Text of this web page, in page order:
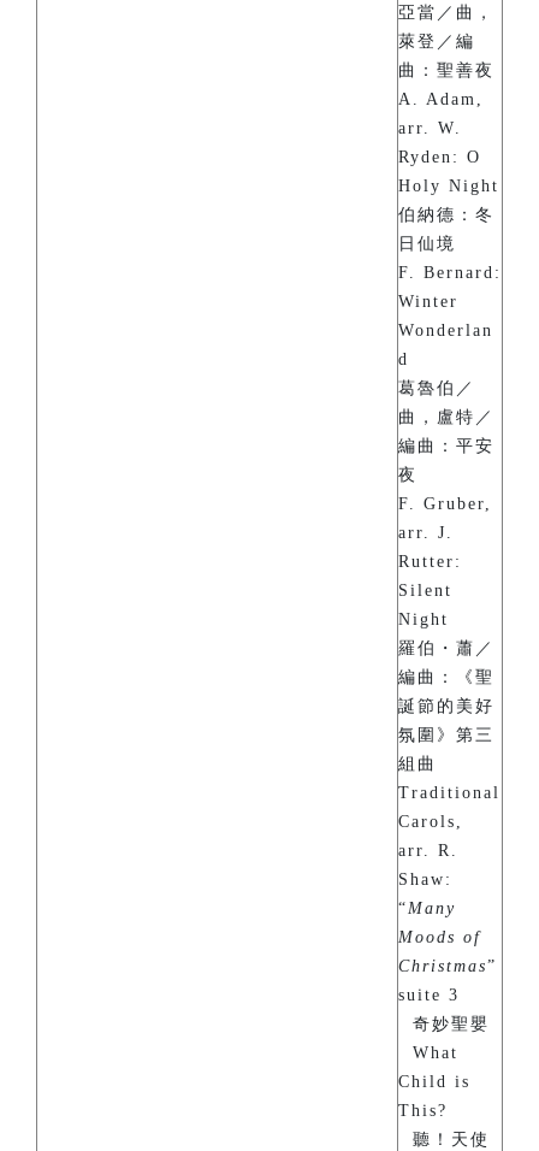
亞當／曲，
萊登／編
曲：聖善夜
A. Adam,
arr. W.
Ryden: O
Holy Night
伯納德：冬
日仙境
F. Bernard:
Winter
Wonderlan
d
葛魯伯／
曲，盧特／
編曲：平安
夜
F. Gruber,
arr. J.
Rutter:
Silent
Night
羅伯・蕭／
編曲：《聖
誕節的美好
氛圍》第三
組曲
Traditional
Carols,
arr. R.
Shaw:
“Many
Moods of
Christmas”
suite 3
奇妙聖嬰
What
Child is
This?
聽！天使